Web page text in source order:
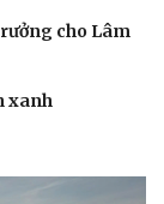
cho Lâm
xanh